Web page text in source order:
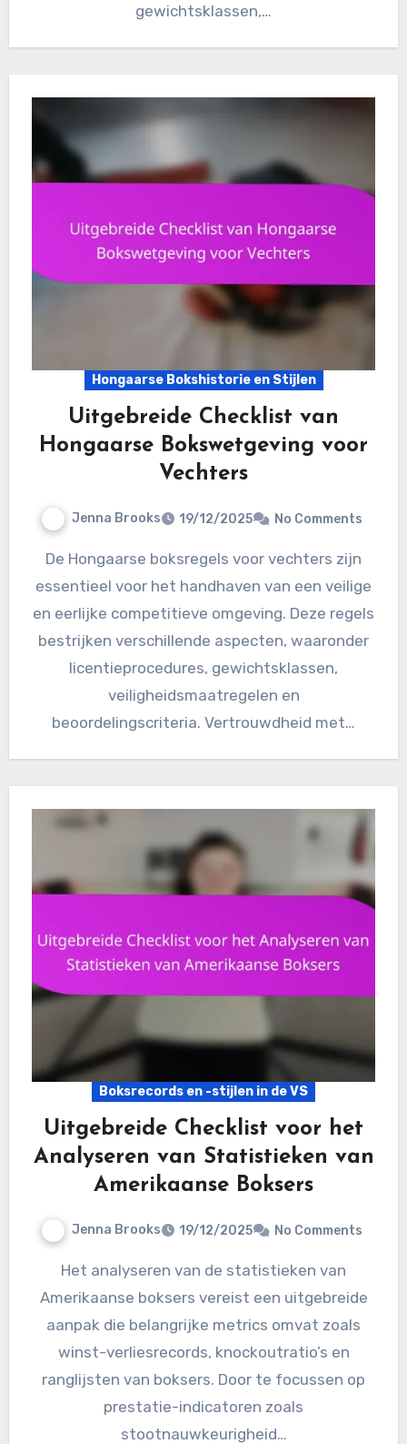
gewichtsklassen,…
Hongaarse Bokshistorie en Stijlen
Uitgebreide Checklist van
Hongaarse Bokswetgeving voor
Vechters
Jenna Brooks 19/12/2025 No Comments
De Hongaarse boksregels voor vechters zijn
essentieel voor het handhaven van een veilige
en eerlijke competitieve omgeving. Deze regels
bestrijken verschillende aspecten, waaronder
licentieprocedures, gewichtsklassen,
veiligheidsmaatregelen en
beoordelingscriteria. Vertrouwdheid met…
Boksrecords en -stijlen in de VS
Uitgebreide Checklist voor het
Analyseren van Statistieken van
Amerikaanse Boksers
Jenna Brooks 19/12/2025 No Comments
Het analyseren van de statistieken van
Amerikaanse boksers vereist een uitgebreide
aanpak die belangrijke metrics omvat zoals
winst-verliesrecords, knockoutratio’s en
ranglijsten van boksers. Door te focussen op
prestatie-indicatoren zoals
stootnauwkeurigheid…